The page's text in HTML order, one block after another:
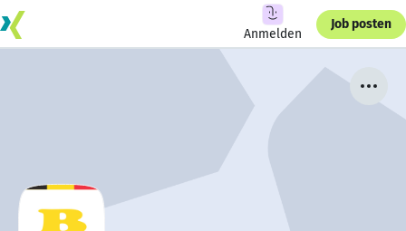
Anmelden
Job posten